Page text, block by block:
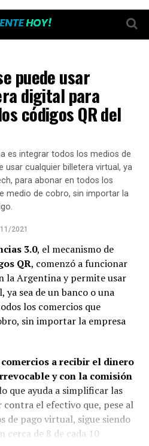
puede usar
digital para
códigos QR del
es integrar todos los medios de
usar cualquier billetera virtual, ya
para abonar en todos los
medio de cobro, sin importar la
2021
3.0, el mecanismo de
QR, comenzó a funcionar
la Argentina y permite usar
sea de un banco o una
los comercios que
sin importar la empresa
a recibir el dinero
y con la comisión
que ayuda a simplificar las
el efectivo que, pese al
de pago virtual, sigue siendo
cerca de 8 de cada 10